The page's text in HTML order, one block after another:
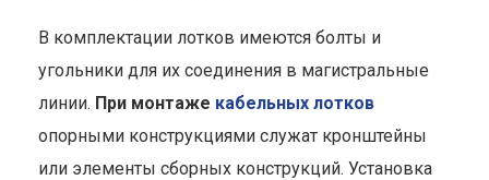
В комплектации лотков имеются болты и
угольники для их соединения в магистральные
линии. При монтаже кабельных лотков
опорными конструкциями служат кронштейны
или элементы сборных конструкций. Установка